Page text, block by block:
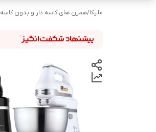
ملیکا/همزن های کاسه دار و بدون کاسه